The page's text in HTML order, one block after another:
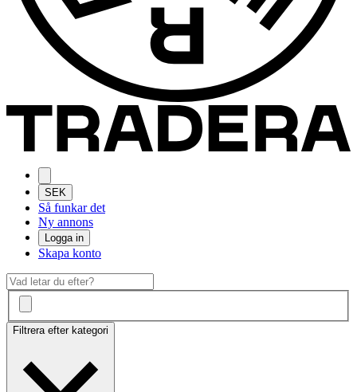
SEK
Så funkar det
Ny annons
Logga in
Skapa konto
Filtrera efter kategori